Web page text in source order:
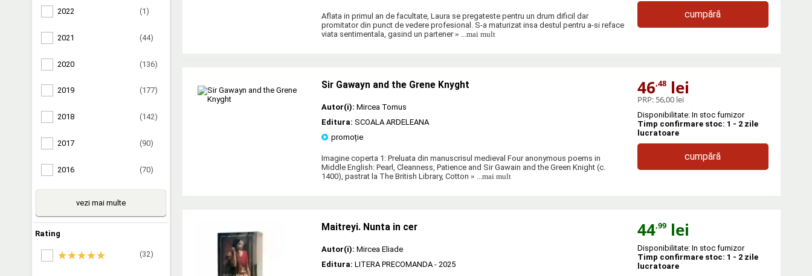
2022 (1)
2021 (44)
2020 (136)
2019 (177)
2018 (142)
2017 (90)
2016 (70)
vezi mai multe
Rating
(32)
Aflata in primul an de facultate, Laura se pregateste pentru un drum dificil dar
promitator din punct de vedere profesional. S-a maturizat insa destul pentru a-si reface
viata sentimentala, gasind un partener» ...mai mult
cumpără
Sir Gawayn and the Grene Knyght
Autor(i): Mircea Tomus
Editura: SCOALA ARDELEANA
promoție
Imagine coperta 1: Preluata din manuscrisul medieval Four anonymous poems in
Middle English: Pearl, Cleanness, Patience and Sir Gawain and the Green Knight (c.
1400), pastrat la The British Library, Cotton » ...mai mult
46,48lei
PRP: 56,00 lei
Disponibilitate: In stoc furnizor
Timp confirmare stoc: 1 - 2 zile
lucratoare
cumpără
Maitreyi. Nunta in cer
Autor(i): Mircea Eliade
Editura: LITERA PRECOMANDA - 2025
44,99lei
Disponibilitate: In stoc furnizor
Timp confirmare stoc: 1 - 2 zile
lucratoare